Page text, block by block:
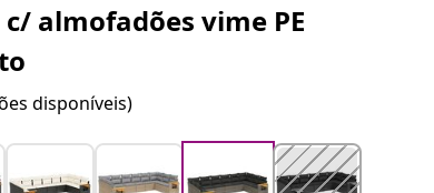
almofadões vime PE
disponíveis)